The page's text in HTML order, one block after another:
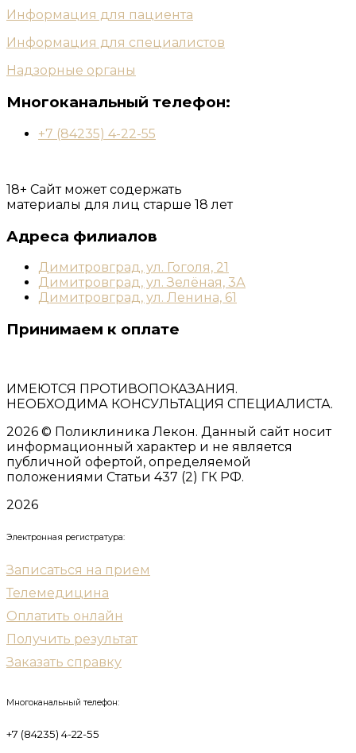
Информация для пациента
Информация для специалистов
Надзорные органы
Многоканальный телефон:
+7 (84235) 4-22-55
18+ Сайт может содержать
материалы для лиц старше 18 лет
Адреса филиалов
Димитровград, ул. Гоголя, 21
Димитровград, ул. Зелёная, 3А
Димитровград, ул. Ленина, 61
Принимаем к оплате
ИМЕЮТСЯ ПРОТИВОПОКАЗАНИЯ.
НЕОБХОДИМА КОНСУЛЬТАЦИЯ СПЕЦИАЛИСТА.
2026 © Поликлиника Лекон. Данный сайт носит
информационный характер и не является
публичной офертой, определяемой
положениями Статьи 437 (2) ГК РФ.
2026
Электронная регистратура:
Записаться на прием
Телемедицина
Оплатить онлайн
Получить результат
Заказать справку
Многоканальный телефон:
+7 (84235) 4-22-55